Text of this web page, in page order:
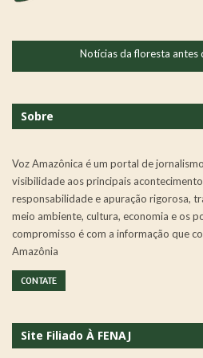
Notícias da floresta antes
Sobre
Voz Amazônica é um portal de
visibilidade aos principais
responsabilidade e apuração rigorosa,
meio ambiente, cultura, economia e os
compromisso é com a informação que
Amazônia
CONTATE
Site Filiado À FENAJ